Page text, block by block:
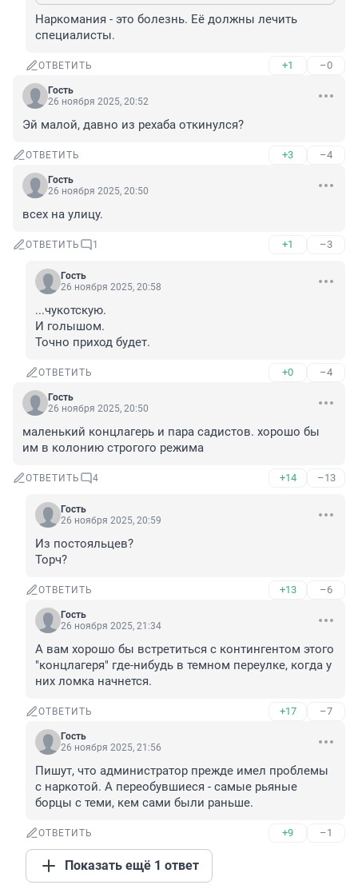
Наркомания - это болезнь. Её должны лечить
специалисты.
ОТВЕТИТЬ +1 –0
Гость
26 ноября 2025, 20:52
Эй малой, давно из рехаба откинулся?
ОТВЕТИТЬ +3 –4
Гость
26 ноября 2025, 20:50
всех на улицу.
ОТВЕТИТЬ 1 +1 –3
Гость
26 ноября 2025, 20:58
...чукотскую.
И голышом.
Точно приход будет.
ОТВЕТИТЬ +0 –4
Гость
26 ноября 2025, 20:50
маленький концлагерь и пара садистов. хорошо бы
им в колонию строгого режима
ОТВЕТИТЬ 4 +14 –13
Гость
26 ноября 2025, 20:59
Из постояльцев?
Торч?
ОТВЕТИТЬ +13 –6
Гость
26 ноября 2025, 21:34
А вам хорошо бы встретиться с контингентом этого
"концлагеря" где-нибудь в темном переулке, когда у
них ломка начнется.
ОТВЕТИТЬ +17 –7
Гость
26 ноября 2025, 21:56
Пишут, что администратор прежде имел проблемы
с наркотой. А переобувшиеся - самые рьяные
борцы с теми, кем сами были раньше.
ОТВЕТИТЬ +9 –1
Показать ещё 1 ответ